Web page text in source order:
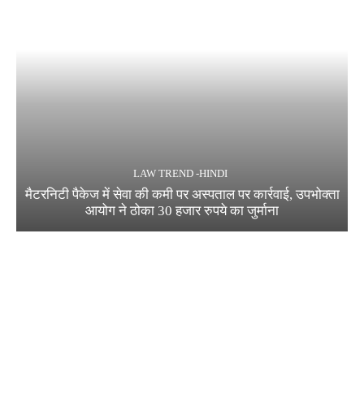
LAW TREND -HINDI
मैटरनिटी पैकेज में सेवा की कमी पर अस्पताल पर कार्रवाई, उपभोक्ता
आयोग ने ठोका 30 हजार रुपये का जुर्माना